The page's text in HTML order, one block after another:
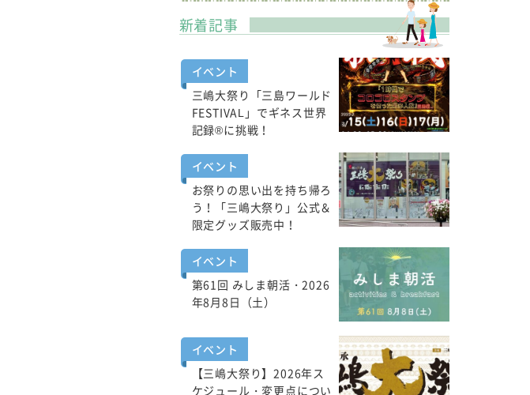
新着記事
イベント
三嶋大祭り「三島ワールド
FESTIVAL」でギネス世界
記録®に挑戦！
イベント
お祭りの思い出を持ち帰ろ
う！「三嶋大祭り」公式＆
限定グッズ販売中！
イベント
第61回 みしま朝活・2026
年8月8日（土）
イベント
【三嶋大祭り】2026年ス
ケジュール・変更点につい